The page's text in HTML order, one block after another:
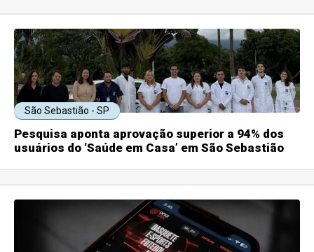
São Sebastião - SP
Pesquisa aponta aprovação superior a 94% dos
usuários do ‘Saúde em Casa’ em São Sebastião